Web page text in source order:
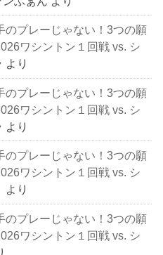
のプレーじゃない！3つの願
ワシントン１回戦 vs. シ
より
のプレーじゃない！3つの願
ワシントン１回戦 vs. シ
より
のプレーじゃない！3つの願
ワシントン１回戦 vs. シ
より
のプレーじゃない！3つの願
ワシントン１回戦 vs. シ